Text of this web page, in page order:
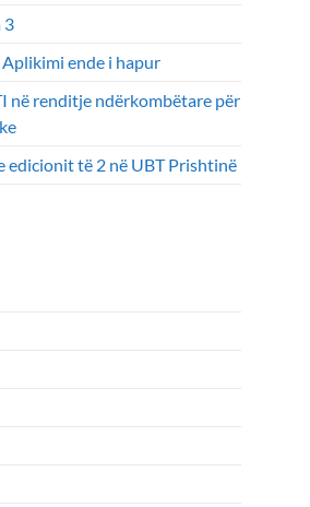
3
ende i hapur
në renditje ndërkombëtare për
edicionit të 2 në UBT Prishtinë